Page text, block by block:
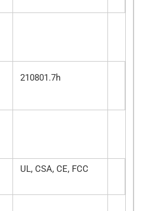
210801.7h
UL, CSA, CE, FCC